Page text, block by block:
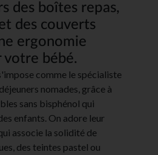
des boîtes repas,
des couverts
ergonomie
bébé.
comme le spécialiste
nomades, grâce à
sans bisphénol qui
enfants. On adore leur
associe la solidité de
des teintes pastel ou